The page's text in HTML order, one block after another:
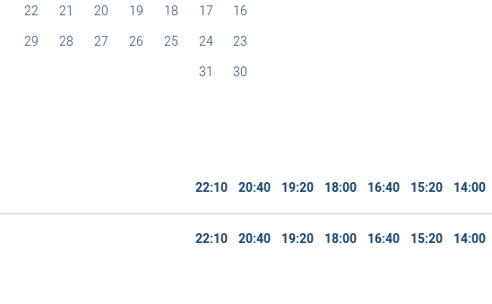
16
17
18
19
20
21
22
23
24
25
26
27
28
29
30
31
14:00
15:20
16:40
18:00
19:20
20:40
22:10
14:00
15:20
16:40
18:00
19:20
20:40
22:10